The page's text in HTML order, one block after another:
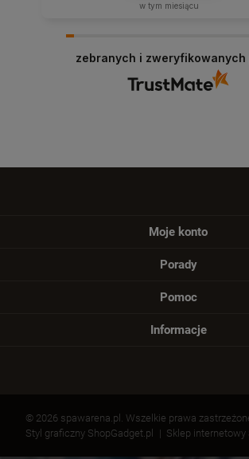
w tym miesiącu
zebranych i zweryfikowanych
Moje konto
Porady
Pomoc
Informacje
© 2026 spawarena.pl. Wszelkie prawa
Styl graficzny ShopGadget.pl
Sklep internetowy